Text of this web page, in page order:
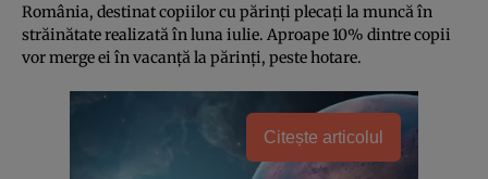
România, destinat copiilor cu părinți plecați la muncă în
străinătate realizată în luna iulie. Aproape 10% dintre copii
vor merge ei în vacanță la părinți, peste hotare.
Citește articolul